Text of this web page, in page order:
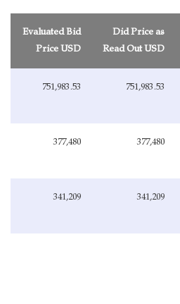
Did Price as
Read Out USD
Evaluated Bid
Price USD
751,983.53
751,983.53
377,480
377,480
341,209
341,209